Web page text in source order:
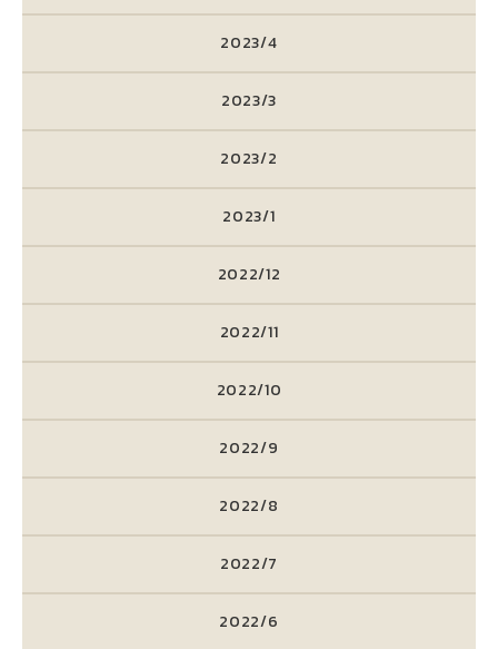
2023/4
2023/3
2023/2
2023/1
2022/12
2022/11
2022/10
2022/9
2022/8
2022/7
2022/6